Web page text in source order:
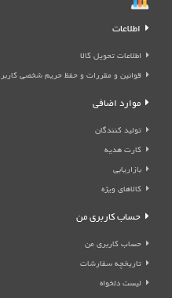
اطلاعات
اطلاعات تحویل کالا
قوانین و مقررات و حفظ حریم شخصی کاربر
موارد اضافی
تولید کنندگان
کارت هدیه
بازاریابی
کالاهای ویژه
حساب کاربری من
حساب کاربری من
تاریخچه سفارشات
لیست دلخواه